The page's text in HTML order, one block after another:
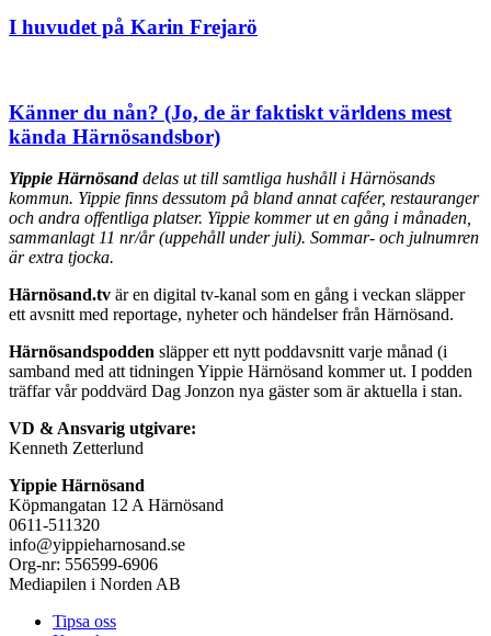
I huvudet på Karin Frejarö
Känner du nån? (Jo, de är faktiskt världens mest
kända Härnösandsbor)
Yippie Härnösanddelas ut till samtliga hushåll i Härnösands
kommun. Yippie finns dessutom på bland annat caféer, restauranger
och andra offentliga platser. Yippie kommer ut en gång i månaden,
sammanlagt 11 nr/år (uppehåll under juli). Sommar- och julnumren
är extra tjocka.
Härnösand.tv är en digital tv-kanal som en gång i veckan släpper
ett avsnitt med reportage, nyheter och händelser från Härnösand.
Härnösandspodden släpper ett nytt poddavsnitt varje månad (i
samband med att tidningen Yippie Härnösand kommer ut. I podden
träffar vår poddvärd Dag Jonzon nya gäster som är aktuella i stan.
VD & Ansvarig utgivare:
Kenneth Zetterlund
Yippie Härnösand
Köpmangatan 12 A Härnösand
0611-511320
info@yippieharnosand.se
Org-nr: 556599-6906
Mediapilen i Norden AB
Tipsa oss